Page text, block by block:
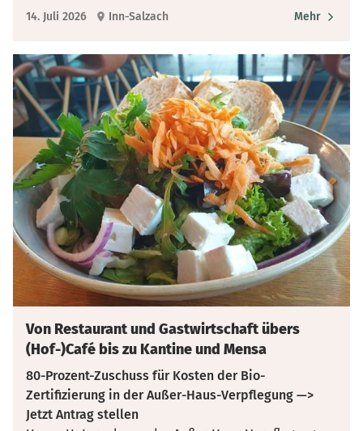
14. Juli 2026 Inn-Salzach Mehr
Von Restaurant und Gastwirtschaft übers
(Hof-)Café bis zu Kantine und Mensa
80-Prozent-Zuschuss für Kosten der Bio-
Zertifizierung in der Außer-Haus-Verpflegung —>
Jetzt Antrag stellen